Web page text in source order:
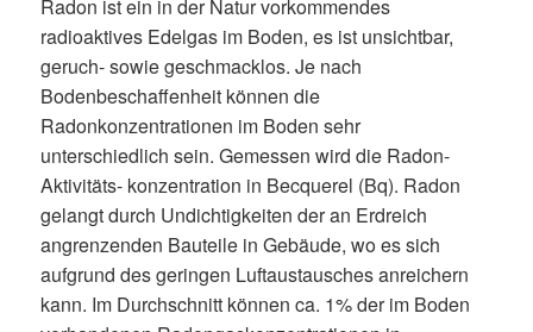
Radon ist ein in der Natur vorkommendes
radioaktives Edelgas im Boden, es ist unsichtbar,
geruch- sowie geschmacklos. Je nach
Bodenbeschaffenheit können die
Radonkonzentrationen im Boden sehr
unterschiedlich sein. Gemessen wird die Radon-
Aktivitäts- konzentration in Becquerel (Bq). Radon
gelangt durch Undichtigkeiten der an Erdreich
angrenzenden Bauteile in Gebäude, wo es sich
aufgrund des geringen Luftaustausches anreichern
kann. Im Durchschnitt können ca. 1% der im Boden